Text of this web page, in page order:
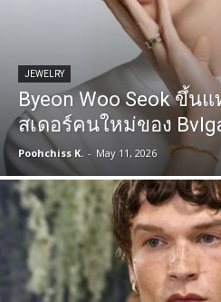
JEWELRY
Byeon Woo Seok ขึ้น
สเดอร์คนใหม่ของ
Poohchiss K. - May 11, 2026